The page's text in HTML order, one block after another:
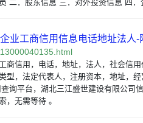
二．股东信息 三．对外投资信息 四
业工商信用信息电话地址法人
商信用，电话，地址，法人，社会信用
型，法定代表人，注册资本，地址，
询平台，湖北三江盛世建设有限公司
，无需等待 。